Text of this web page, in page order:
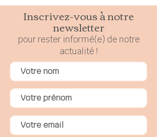
Inscrivez-vous à notre
newsletter
pour resterinformé(e) de notre
actualité !